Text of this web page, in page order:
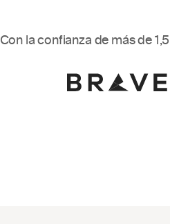
Con la confianza de más de